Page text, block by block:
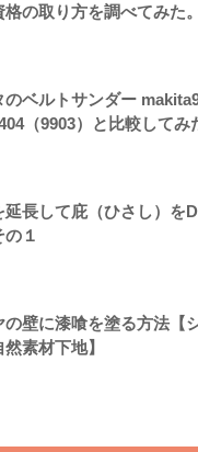
の取り方を調べてみた。
のベルトサンダー
（9903）と比較してみ
延長して庇（ひさし）を
１
の壁に漆喰を塗る方法【
然素材下地】